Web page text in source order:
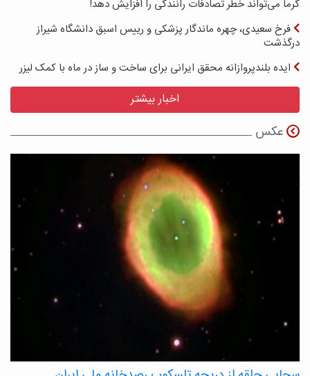
گرما می‌تواند خطر تصادفات رانندگی را افزایش دهد!
فرخ سعیدی، چهره ماندگار پزشکی و رییس اسبق دانشگاه شیراز
درگذشت
ایده بلندپروازانه محقق ایرانی برای ساخت و ساز در ماه با کمک لیزر
اخبار بیشتر
عکس